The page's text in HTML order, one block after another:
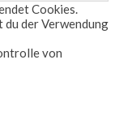
Cookies.
der Verwendung
von